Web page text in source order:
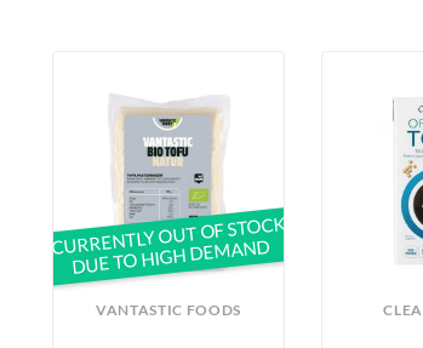
VANTASTIC FOODS
CURRENTLY OUT OF STOCK
DUE TO HIGH DEMAND